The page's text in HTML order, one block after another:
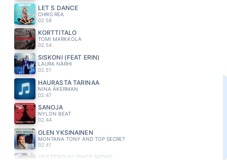
LET S DANCE
CHRIS REA
02.58
KORTTITALO
TOMI MARKKOLA
02.54
SISKONI (FEAT ERIN)
LAURA NÄRHI
02.51
HAURASTA TARINAA
NINA ÅKERMAN
02.47
SANOJA
NYLON BEAT
02.44
OLEN YKSINAINEN
MONTANA TONY AND TOP SECRET
02.41
YESTERDAY ONCE MORE